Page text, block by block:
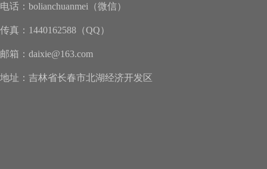
电话： bolianchuanmei（微信）
传真： 1440162588（QQ）
邮箱： daixie@163.com
地址： 吉林省长春市北湖经济开发区